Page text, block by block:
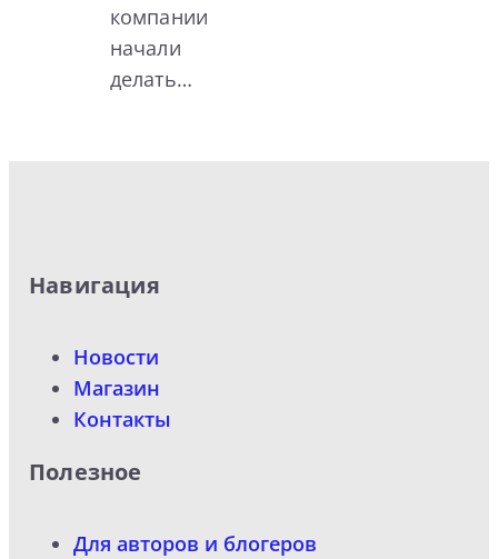
компании
начали
делать…
Навигация
Новости
Магазин
Контакты
Полезное
Для авторов и блогеров